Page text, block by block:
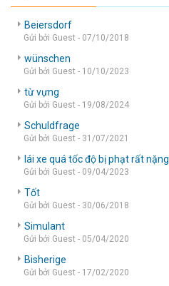
Beiersdorf
Gửi bởi Guest - 07/10/2018
wünschen
Gửi bởi Guest - 10/10/2023
từ vựng
Gửi bởi Guest - 19/08/2024
Schuldfrage
Gửi bởi Guest - 31/07/2021
lái xe quá tốc độ bị phạt rất nặng
Gửi bởi Guest - 09/04/2023
Tốt
Gửi bởi Guest - 30/06/2018
Simulant
Gửi bởi Guest - 05/04/2020
Bisherige
Gửi bởi Guest - 17/02/2020